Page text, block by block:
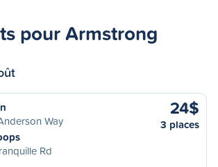
pour Armstrong
Way
Rd
24$
3 places